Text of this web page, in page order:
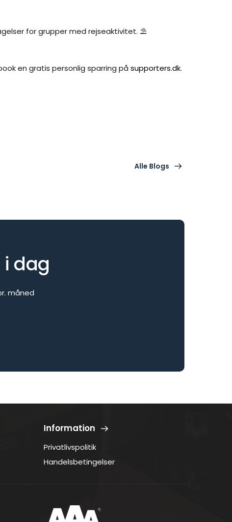
for grupper med rejseaktivitet. ⛱️
en gratis personlig sparring på supporters.dk.
Alle Blogs
dag
måned
Information
Privatlivspolitik
Handelsbetingelser